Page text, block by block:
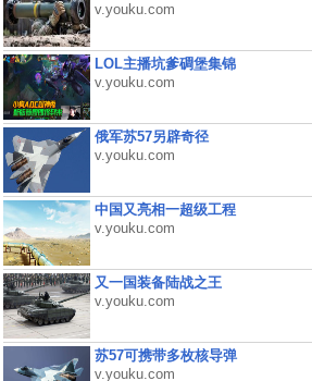
v.youku.com
LOL主播坑爹碉堡集锦
v.youku.com
俄军苏57另辟奇径
v.youku.com
中国又亮相一超级工程
v.youku.com
又一国装备陆战之王
v.youku.com
苏57可携带多枚核导弹
v.youku.com